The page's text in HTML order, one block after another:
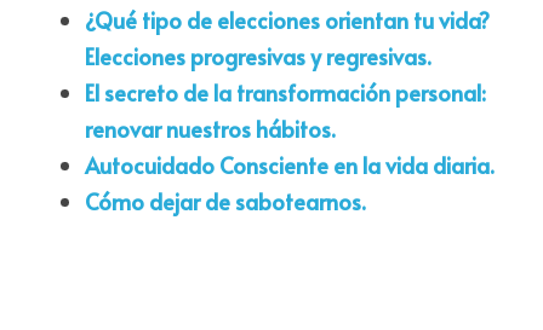
¿Qué tipo de elecciones orientan tu vida?
Elecciones progresivas y regresivas.
El secreto de la transformación personal:
renovar nuestros hábitos.
Autocuidado Consciente en la vida diaria.
Cómo dejar de sabotearnos.